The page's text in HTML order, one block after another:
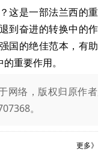
是一部法兰西的重
到奋进的转换中的作
国的绝佳范本，有助
重要作用。
网络，版权归原作者
。
更多》